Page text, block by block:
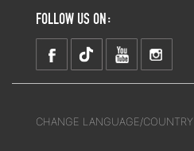
FOLLOW US ON:
CHANGE LANGUAGE/COUNTRY